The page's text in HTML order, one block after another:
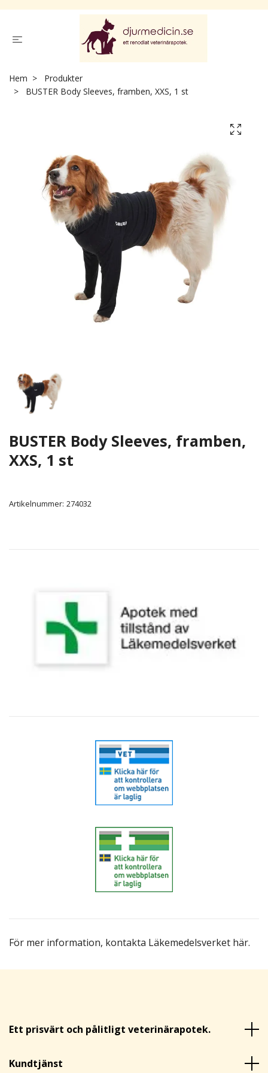
För mer information, kontakta Läkemedelsverket här.
Hem
Produkter
BUSTER Body Sleeves, framben, XXS, 1 st
BUSTER Body Sleeves, framben,
XXS, 1 st
Artikelnummer: 274032
Ett prisvärt och pålitligt veterinärapotek.
Kundtjänst